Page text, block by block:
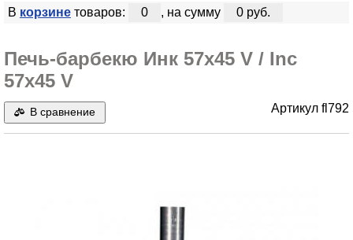
В корзинетоваров: 0 , на сумму 0 руб.
Печь-барбекю Инк 57х45 V / Inc
57x45 V
В сравнение Артикул fl792